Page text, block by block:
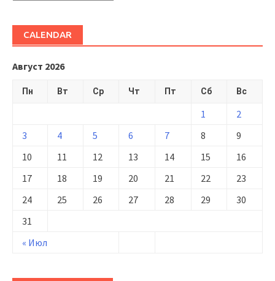
CALENDAR
Август 2026
Пн Вт Ср Чт Пт Сб Вс
« Июл
1
2
3
4 5 6 7 8
9
10
11 12 13 14 15
16
17
18 19 20 21 22
23
24
25 26 27 28 29
30
31